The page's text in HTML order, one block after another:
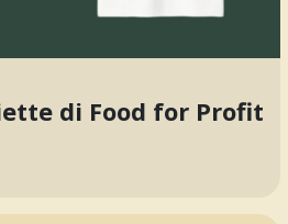
di Food for Profit